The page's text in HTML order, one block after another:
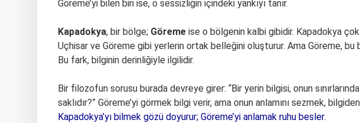
Göreme’yi bilen biri ise, o sessizliğin içindeki yankıyı tanır.
Kapadokya, bir bölge; Göreme ise o bölgenin kalbi gibidir. Kapadokya
Uçhisar ve Göreme gibi yerlerin ortak belleğini oluşturur. Ama Göreme, bu
Bu fark, bilginin derinliğiyle ilgilidir.
Bir filozofun sorusu burada devreye girer: “Bir yerin bilgisi, onun
saklıdır?” Göreme’yi görmek bilgi verir, ama onun anlamını sezmek,
Kapadokya’yı bilmek gözü doyurur; Göreme’yi anlamak ruhu besler.